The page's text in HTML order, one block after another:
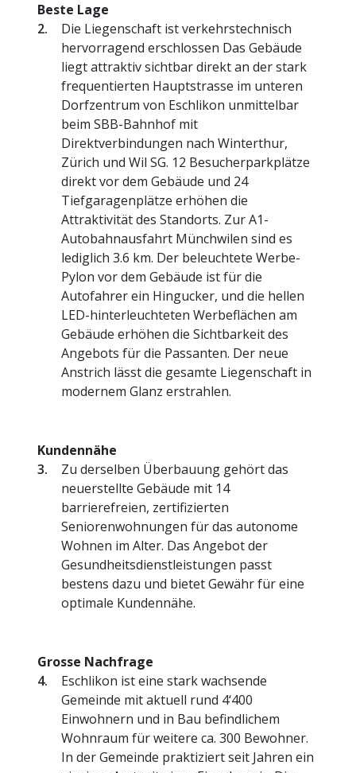
Beste Lage
Die Liegenschaft ist verkehrstechnisch
hervorragend erschlossen Das Gebäude
liegt attraktiv sichtbar direkt an der stark
frequentierten Hauptstrasse im unteren
Dorfzentrum von Eschlikon unmittelbar
beim SBB-Bahnhof mit
Direktverbindungen nach Winterthur,
Zürich und Wil SG. 12 Besucherparkplätze
direkt vor dem Gebäude und 24
Tiefgaragenplätze erhöhen die
Attraktivität des Standorts. Zur A1-
Autobahnausfahrt Münchwilen sind es
lediglich 3.6 km. Der beleuchtete Werbe-
Pylon vor dem Gebäude ist für die
Autofahrer ein Hingucker, und die hellen
LED-hinterleuchteten Werbeflächen am
Gebäude erhöhen die Sichtbarkeit des
Angebots für die Passanten. Der neue
Anstrich lässt die gesamte Liegenschaft in
modernem Glanz erstrahlen.
Kundennähe
Zu derselben Überbauung gehört das
neuerstellte Gebäude mit 14
barrierefreien, zertifizierten
Seniorenwohnungen für das autonome
Wohnen im Alter. Das Angebot der
Gesundheitsdienstleistungen passt
bestens dazu und bietet Gewähr für eine
optimale Kundennähe.
Grosse Nachfrage
Eschlikon ist eine stark wachsende
Gemeinde mit aktuell rund 4‘400
Einwohnern und in Bau befindlichem
Wohnraum für weitere ca. 300 Bewohner.
In der Gemeinde praktiziert seit Jahren ein